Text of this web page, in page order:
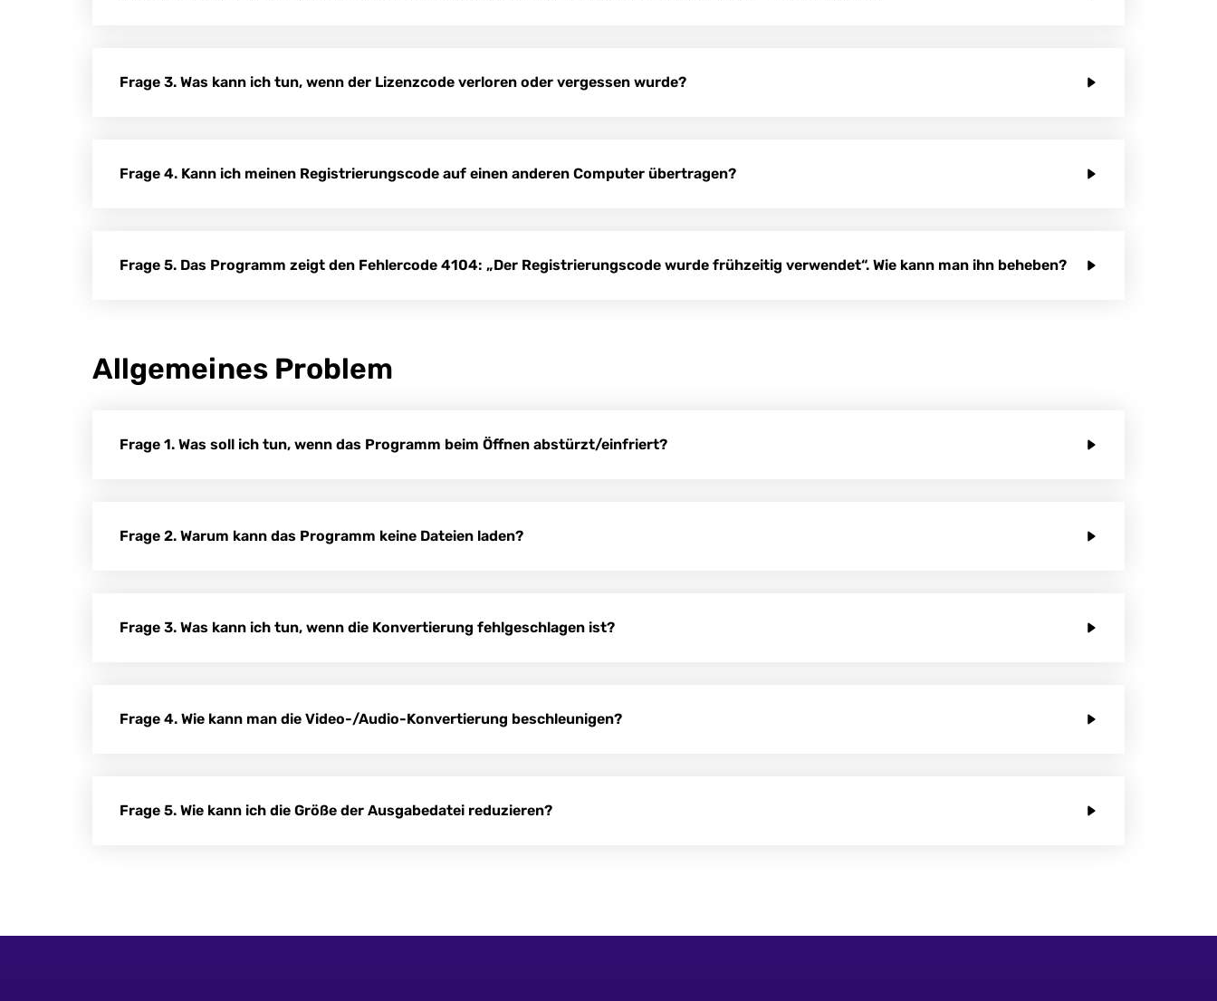
Frage 3. Was kann ich tun, wenn der Lizenzcode verloren oder vergessen wurde?
Frage 4. Kann ich meinen Registrierungscode auf einen anderen Computer übertragen?
Frage 5. Das Programm zeigt den Fehlercode 4104: „Der Registrierungscode wurde frühzeitig verwendet“. Wie kann man ihn beheben?
Allgemeines Problem
Frage 1. Was soll ich tun, wenn das Programm beim Öffnen abstürzt/einfriert?
Frage 2. Warum kann das Programm keine Dateien laden?
Frage 3. Was kann ich tun, wenn die Konvertierung fehlgeschlagen ist?
Frage 4. Wie kann man die Video-/Audio-Konvertierung beschleunigen?
Frage 5. Wie kann ich die Größe der Ausgabedatei reduzieren?